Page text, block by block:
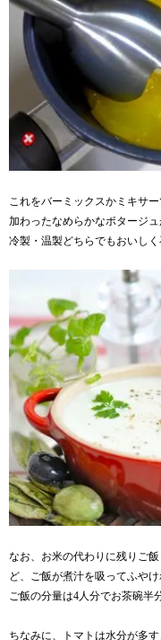
これをバーミックスかミキサ
加わったなめらかなポタージュ
冷製・温製どちらでもおいしく
なお、お米の代わりに残りご
ど、ご飯が煮汁を吸ってふやけ
ご飯の分量は4人分でお茶碗半
ちなみに、トマトは水分が多